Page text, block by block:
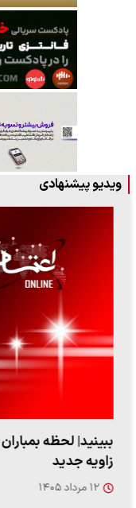
ویدیو پیشنهادی
زاویه جدید
۱۲ مرداد ۱۴۰۵